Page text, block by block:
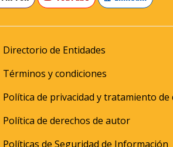
Directorio de Entidades
Términos y condiciones
Política de privacidad y tratamiento
Política de derechos de autor
Políticas de Seguridad de Información